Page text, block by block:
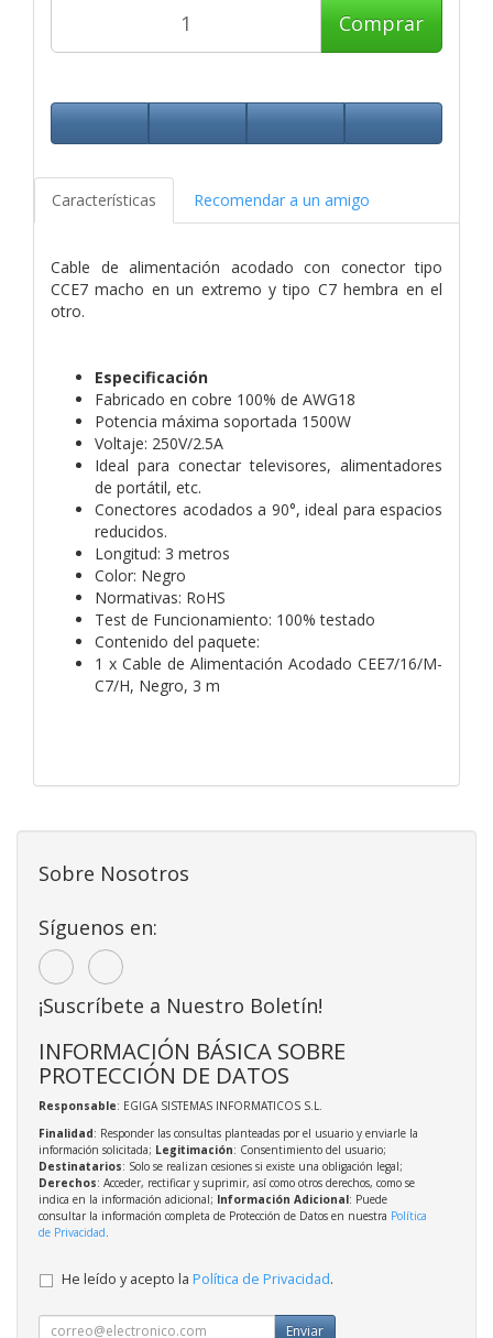
Comprar
Características Recomendar a un amigo
Cable de alimentación acodado con conector tipo
CCE7 macho en un extremo y tipo C7 hembra en el
otro.
Especificación
Fabricado en cobre 100% de AWG18
Potencia máxima soportada 1500W
Voltaje: 250V/2.5A
Ideal para conectar televisores, alimentadores
de portátil, etc.
Conectores acodados a 90°, ideal para espacios
reducidos.
Longitud: 3 metros
Color: Negro
Normativas: RoHS
Test de Funcionamiento: 100% testado
Contenido del paquete:
1 x Cable de Alimentación Acodado CEE7/16/M-
C7/H, Negro, 3 m
Sobre Nosotros
Síguenos en:
¡Suscríbete a Nuestro Boletín!
INFORMACIÓN BÁSICA SOBRE
PROTECCIÓN DE DATOS
Responsable: EGIGA SISTEMAS INFORMATICOS S.L.
Finalidad: Responder las consultas planteadas por el usuario y enviarle la
información solicitada; Legitimación: Consentimiento del usuario;
Destinatarios: Solo se realizan cesiones si existe una obligación legal;
Derechos: Acceder, rectificar y suprimir, así como otros derechos, como se
indica en la información adicional; Información Adicional: Puede
consultar la información completa de Protección de Datos en nuestra Política
de Privacidad
He leído y acepto la Política de Privacidad.
Enviar